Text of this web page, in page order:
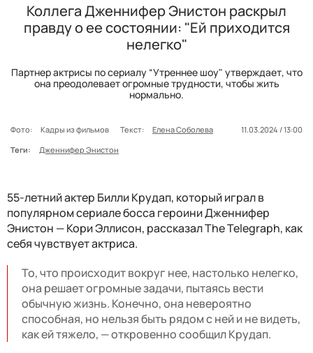
Коллега Дженнифер Энистон раскрыл
правду о ее состоянии: "Ей приходится
нелегко"
Партнер актрисы по сериалу “Утреннее шоу" утверждает, что
она преодолевает огромные трудности, чтобы жить
нормально.
Фото: Кадры из фильмов Текст: Елена Соболева
11.03.2024 / 13:00
Теги:
Дженнифер Энистон
55-летний актер Билли Крудап, который играл в
популярном сериале босса героини Дженнифер
Энистон — Кори Эллисон, рассказал The Telegraph, как
себя чувствует актриса.
То, что происходит вокруг нее, настолько нелегко,
она решает огромные задачи, пытаясь вести
обычную жизнь. Конечно, она невероятно
способная, но нельзя быть рядом с ней и не видеть,
как ей тяжело, — откровенно сообщил Крудап.